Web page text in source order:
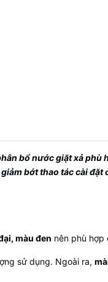
bổ nước giặt xả phù
bớt thao tác cài
màu đen nên phù hợp
sử dụng. Ngoài ra,